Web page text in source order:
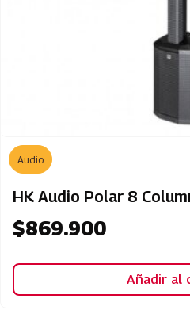
Audio
HK Audio Polar 8
$869.900
Añadir al